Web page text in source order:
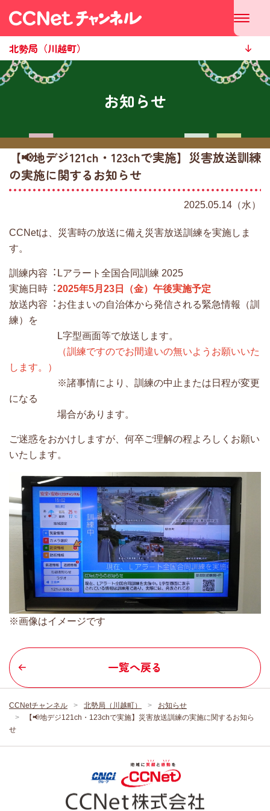
北勢局（川越町）
お知らせ
【📢地デジ121ch・123chで実施】災害放送訓練
の実施に関するお知らせ
2025.05.14（水）
CCNetは、災害時の放送に備え災害放送訓練を実施しま
す。
訓練内容︓Lアラート全国合同訓練 2025
実施⽇時︓2025年5月23日（金）午後実施予定
放送内容︓お住まいの⾃治体から発信される緊急情報（訓
練）を
L字型画⾯等で放送します。
（訓練ですのでお間違いの無いようお願いいた
します。）
※諸事情により、訓練の中⽌または⽇程が変更
になる
場合があります。
ご迷惑をおかけしますが、何卒ご理解の程よろしくお願い
いたします。
※画像はイメージです
一覧へ戻る
CCNetチャンネル 北勢局（川越町）
お知らせ
【📢地デジ121ch・123chで実施】災害放送訓練の実施に関するお知ら
せ